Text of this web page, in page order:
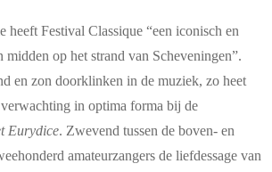
heeft Festival Classique “een iconisch en
midden op het strand van Scheveningen”.
en zon doorklinken in de muziek, zo heet
in optima forma bij de
Eurydice. Zwevend tussen de boven- en
amateurzangers de liefdessage van